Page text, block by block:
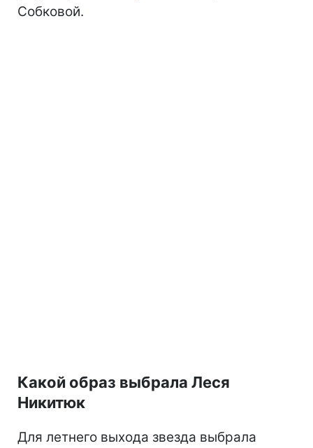
Собковой.
Какой образ выбрала Леся
Никитюк
Для летнего выхода звезда выбрала